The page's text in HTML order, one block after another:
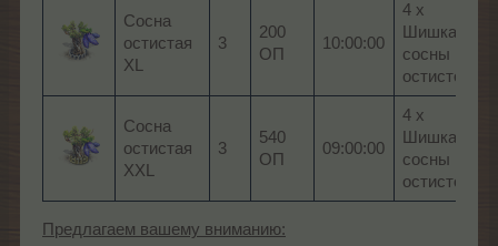
Сосна
остистая
XL
3
200
ОП
10:00:00
4 x
Шишка
сосны
остистой
Сосна
остистая
XXL
3
540
ОП
09:00:00
4 x
Шишка
сосны
остистой
Предлагаем вашему вниманию: